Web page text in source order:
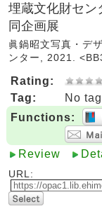
埋蔵文化財セン
同企画展
眞鍋昭文写真・デ
ンター, 2021.
Rating:
Tag:
No
Functions:
Review
URL: